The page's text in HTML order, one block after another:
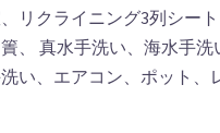
リクライニング3列シー
、 真水手洗い、海水手洗
い、エアコン、ポット、